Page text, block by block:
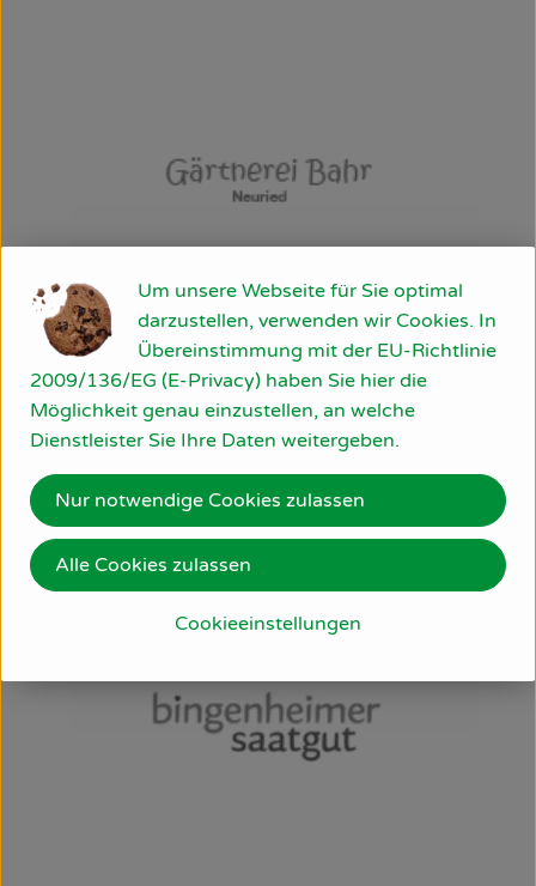
Um unsere Webseite für Sie optimal
darzustellen, verwenden wir Cookies. In
Übereinstimmung mit der EU-Richtlinie
2009/136/EG (E-Privacy) haben Sie hier die
Möglichkeit genau einzustellen, an welche
Dienstleister Sie Ihre Daten weitergeben.
Cookieeinstellungen
Nur notwendige Cookies zulassen
Alle Cookies zulassen